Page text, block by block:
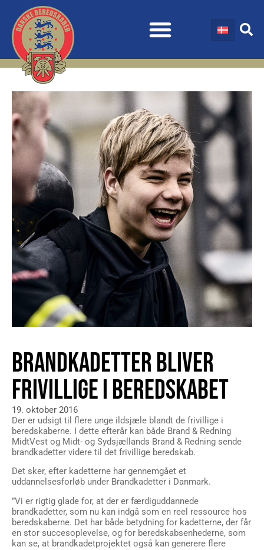
BRANDKADETTER BLIVER
FRIVILLIGE I BEREDSKABET
19. oktober 2016
Der er udsigt til flere unge ildsjæle blandt de frivillige i
beredskaberne. I dette efterår kan både Brand & Redning
MidtVest og Midt- og Sydsjællands Brand & Redning sende
brandkadetter videre til det frivillige beredskab.
Det sker, efter kadetterne har gennemgået et
uddannelsesforløb under Brandkadetter i Danmark.
”Vi er rigtig glade for, at der er færdiguddannede
brandkadetter, som nu kan indgå som en reel ressource hos
beredskaberne. Det har både betydning for kadetterne, der får
en stor succesoplevelse, og for beredskabsenhederne, som
kan se, at brandkadetprojektet også kan generere flere